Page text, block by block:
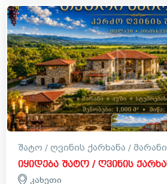
შატო / ღვინის ქარხანა / მარანი
კახეთი